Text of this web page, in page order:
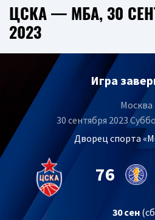
ЦСКА — МБА, 30
2023
Игра
Москва
30 сентября 2023
Дворец спорта
76
30 сен